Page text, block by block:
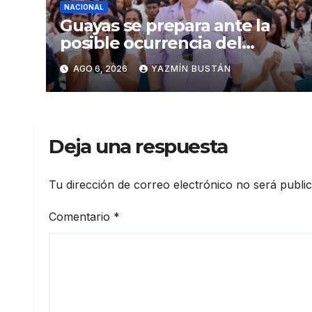
NACIONAL
Guayas se prepara ante la
posible ocurrencia del
fenómeno de El Niño:
Gobierno Nacional capacita a
2.500 jóvenes
AGO 6, 2026 YAZMÍN BUSTÁN
Deja una respuesta
Tu dirección de correo electrónico no será
Comentario *